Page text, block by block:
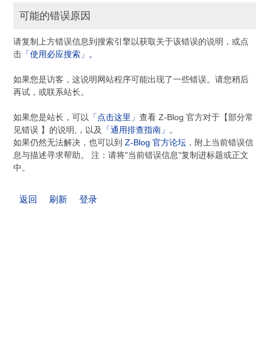
可能的错误原因
请复制上方错误信息到搜索引擎以获取关于该错误的说明，或点
击 「使用必应搜索」。
如果您是访客，这说明网站程序可能出现了一些错误。请您稍后
再试，或联系站长。
如果您是站长，可以 「点击这里」查看 Z-Blog 官方对于【部分常
见错误 】的说明,，以及
「通用排查指南」 。
如果仍然无法解决，也可以到Z-Blog 官方论坛 ，附上当前错误信
息与描述寻求帮助。 注：请将"当前错误信息"复制进标题或正文
中。
返回 刷新 登录